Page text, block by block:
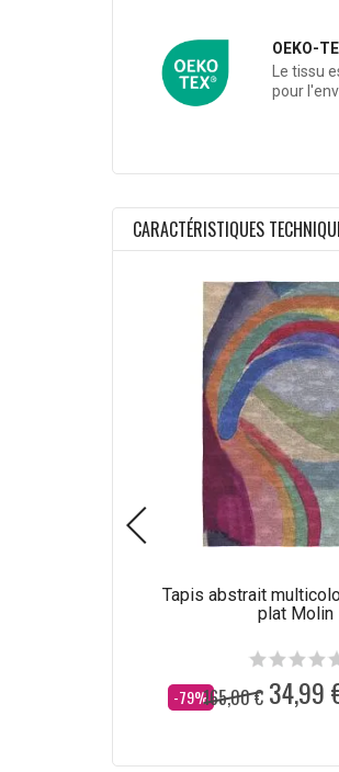
OEKO-
Le tissu
pour
CARACTÉRISTIQUES
Tapis abstrait
plat Molin
-79%
Dès 165,00 € 34,99